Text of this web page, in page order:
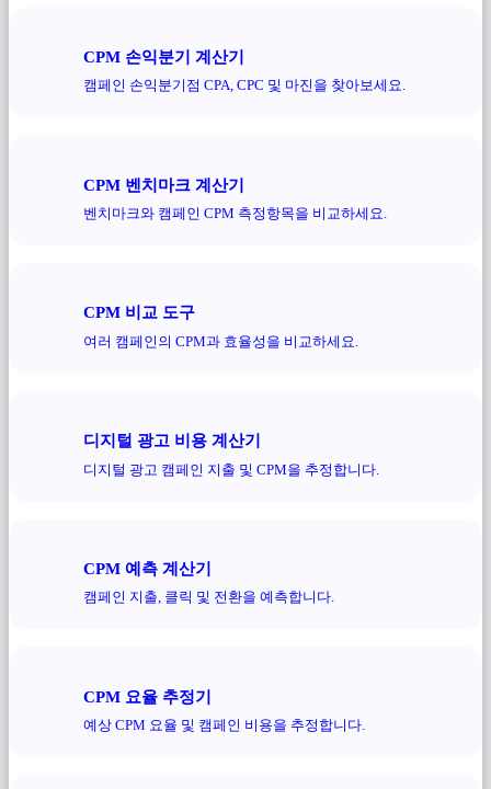
CPM 손익분기 계산기
캠페인 손익분기점 CPA, CPC 및 마진을 찾아보세요.
CPM 벤치마크 계산기
벤치마크와 캠페인 CPM 측정항목을 비교하세요.
CPM 비교 도구
여러 캠페인의 CPM과 효율성을 비교하세요.
디지털 광고 비용 계산기
디지털 광고 캠페인 지출 및 CPM을 추정합니다.
CPM 예측 계산기
캠페인 지출, 클릭 및 전환을 예측합니다.
CPM 요율 추정기
예상 CPM 요율 및 캠페인 비용을 추정합니다.